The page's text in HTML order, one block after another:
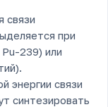
связи
при
239) или
энергии связи
синтезировать